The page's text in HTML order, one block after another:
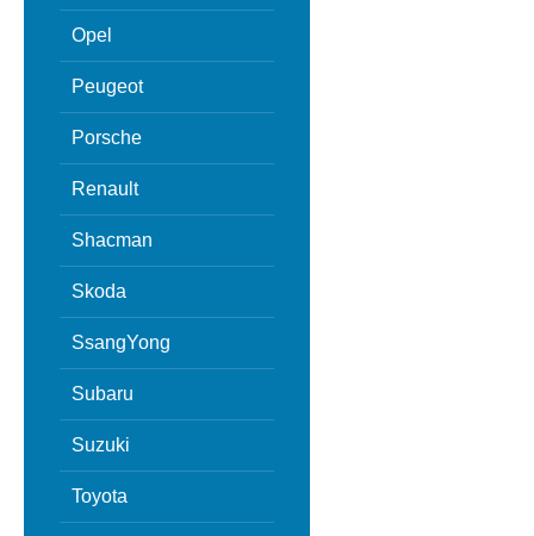
Opel
Peugeot
Porsche
Renault
Shacman
Skoda
SsangYong
Subaru
Suzuki
Toyota